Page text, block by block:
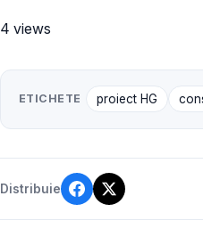
4 views
ETICHETE proiect HG
Distribuie